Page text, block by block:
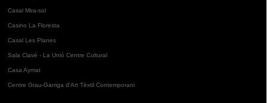
Casal Mira-sol
Casino La Floresta
Casal Les Planes
Sala Clavé - La Unió Centre Cultural
Casa Aymat
Centre Grau-Garriga d'Art Tèxtil Contemporani